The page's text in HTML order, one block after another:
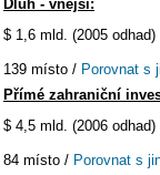
Dluh - vnější:
$ 1,6 mld. (2005 odhad)
139 místo / Porovnat s
Přímé zahraniční
$ 4,5 mld. (2006 odhad)
84 místo / Porovnat s